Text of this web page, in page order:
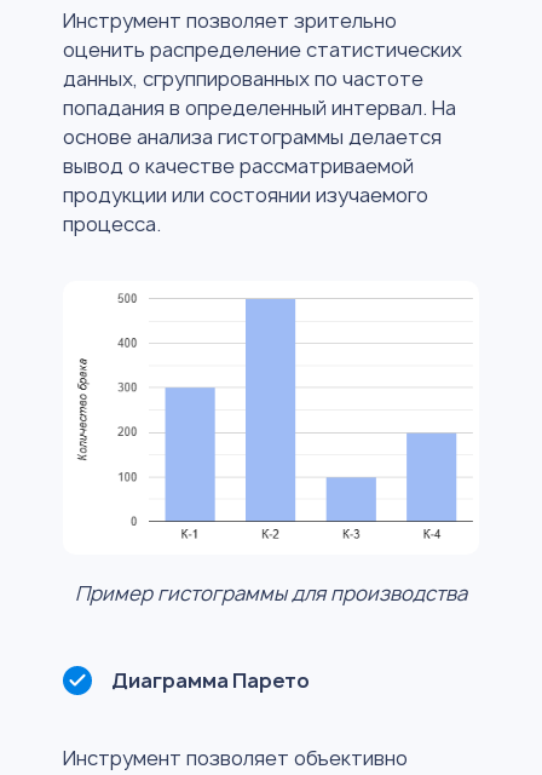
Инструмент позволяет зрительно
оценить распределение статистических
данных, сгруппированных по частоте
попадания в определенный интервал. На
основе анализа гистограммы делается
вывод о качестве рассматриваемой
продукции или состоянии изучаемого
процесса.
Пример гистограммы для производства
Диаграмма Парето
Инструмент позволяет объективно